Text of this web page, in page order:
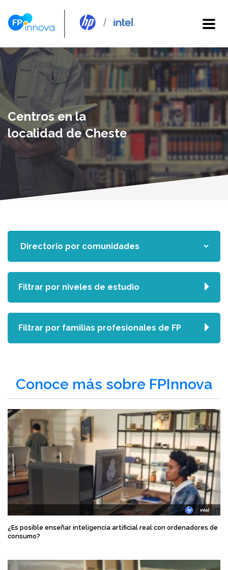
Centros en la
localidad de Cheste
Conoce más sobre FPInnova
¿Es posible enseñar inteligencia artificial real con ordenadores de
consumo?
Filtrar por niveles de estudio
Filtrar por familias profesionales de FP